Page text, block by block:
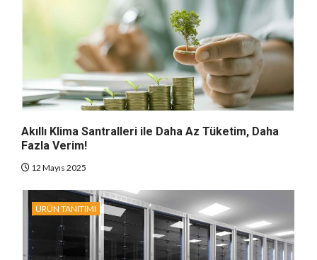
Akıllı Klima Santralleri ile Daha Az Tüketim, Daha
Fazla Verim!
12 Mayıs 2025
ÜRÜN TANITIMI